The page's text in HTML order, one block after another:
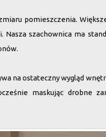
pomieszczenia.
szachownica ma
na ostateczny wygląd
maskując drobne